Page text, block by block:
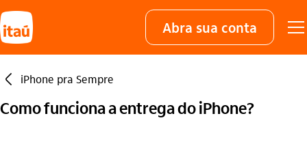
Abra sua conta
seta_esquerda iPhone pra Sempre
Como funciona a entrega do iPhone?